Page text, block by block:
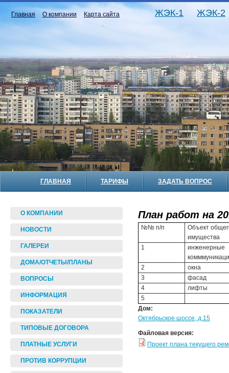
Главная О компании Карта сайта ЖЭК-1 ЖЭК-2
ГЛАВНАЯ ТАРИФЫ ЗАДАТЬ ВОПРОС
О КОМПАНИИ
НОВОСТИ
ГАЛЕРЕИ
ДОМА/ОТЧЕТЫ/ПЛАНЫ
ВОПРОСЫ
ИНФОРМАЦИЯ
ПОКАЗАТЕЛИ
ТИПОВЫЕ ДОГОВОРА
ПЛАТНЫЕ УСЛУГИ
ПРОТИВ КОРРУПЦИИ
План работ на
№№ п/п
Объект
имущества
1
инженерные
2
окна
3
фасад
4
лифты
5
Дом:
Октябрьское шоссе, д.15
Файловая версия:
Проект плана текущего